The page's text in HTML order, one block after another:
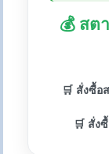
💰 สต
🛒 สั่งซื้อ
🛒 สั่ง